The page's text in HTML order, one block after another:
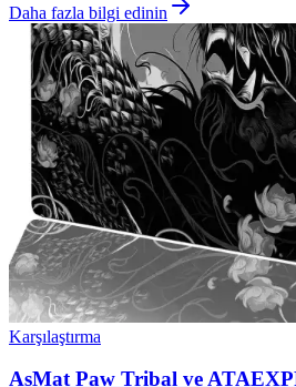
Daha fazla bilgi edinin
Karşılaştırma
AsMat Paw Tribal ve